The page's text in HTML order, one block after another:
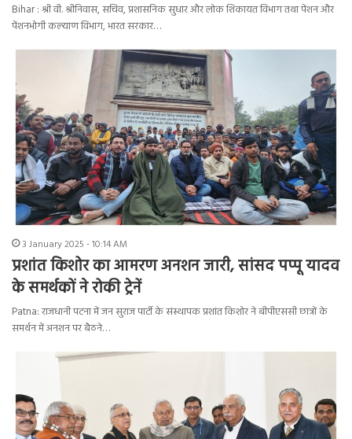
Bihar : श्री वी. श्रीनिवास, सचिव, प्रशासनिक सुधार और लोक शिकायत विभाग तथा पेंशन और
पेंशनभोगी कल्याण विभाग, भारत सरकार…
3 January 2025 - 10:14 AM
प्रशांत किशोर का आमरण अनशन जारी, सांसद पप्पू यादव
के समर्थकों ने रोकी ट्रेनें
Patna: राजधानी पटना में जन सुराज पार्टी के संस्थापक प्रशांत किशोर ने बीपीएससी छात्रों के
समर्थन में अनशन पर बैठने…